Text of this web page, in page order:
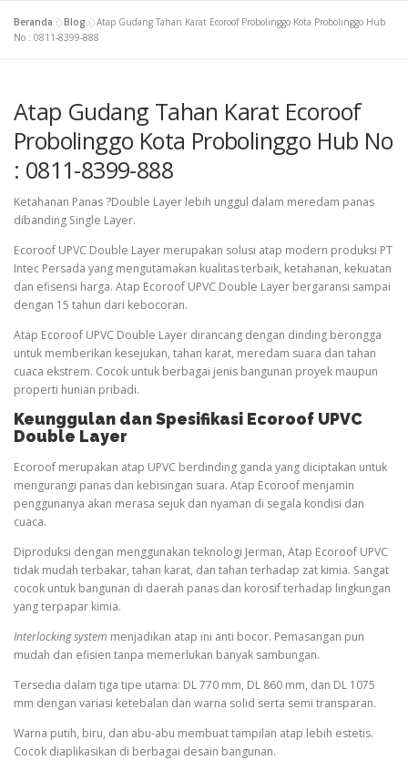
Beranda »Blog »Atap Gudang Tahan Karat Ecoroof Probolinggo Kota Probolinggo Hub
No : 0811-8399-888
Atap Gudang Tahan Karat Ecoroof
Probolinggo Kota Probolinggo Hub No
: 0811-8399-888
Ketahanan Panas ?Double Layer lebih unggul dalam meredam panas
dibanding Single Layer.
Ecoroof UPVC Double Layer merupakan solusi atap modern produksi PT
Intec Persada yang mengutamakan kualitas terbaik, ketahanan, kekuatan
dan efisensi harga. Atap Ecoroof UPVC Double Layer bergaransi sampai
dengan 15 tahun dari kebocoran.
Atap Ecoroof UPVC Double Layer dirancang dengan dinding berongga
untuk memberikan kesejukan, tahan karat, meredam suara dan tahan
cuaca ekstrem. Cocok untuk berbagai jenis bangunan proyek maupun
properti hunian pribadi.
Keunggulan dan Spesifikasi Ecoroof UPVC
Double Layer
Ecoroof merupakan atap UPVC berdinding ganda yang diciptakan untuk
mengurangi panas dan kebisingan suara. Atap Ecoroof menjamin
penggunanya akan merasa sejuk dan nyaman di segala kondisi dan
cuaca.
Diproduksi dengan menggunakan teknologi Jerman, Atap Ecoroof UPVC
tidak mudah terbakar, tahan karat, dan tahan terhadap zat kimia. Sangat
cocok untuk bangunan di daerah panas dan korosif terhadap lingkungan
yang terpapar kimia.
Interlocking system menjadikan atap ini anti bocor. Pemasangan pun
mudah dan efisien tanpa memerlukan banyak sambungan.
Tersedia dalam tiga tipe utama: DL 770 mm, DL 860 mm, dan DL 1075
mm dengan variasi ketebalan dan warna solid serta semi transparan.
Warna putih, biru, dan abu-abu membuat tampilan atap lebih estetis.
Cocok diaplikasikan di berbagai desain bangunan.